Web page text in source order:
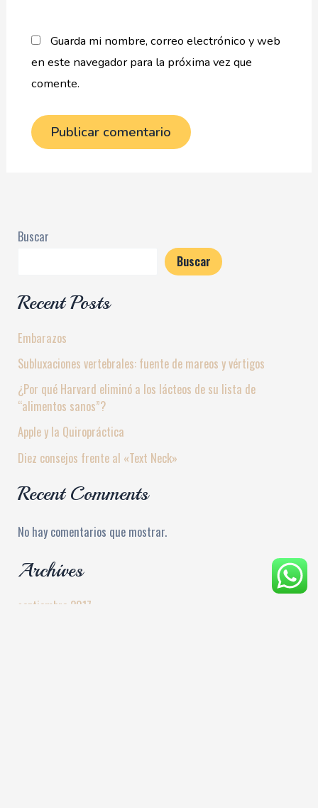
Guarda mi nombre, correo electrónico y web
en este navegador para la próxima vez que
comente.
Buscar
Buscar
Recent Posts
Embarazos
Subluxaciones vertebrales: fuente de mareos y vértigos
¿Por qué Harvard eliminó a los lácteos de su lista de
“alimentos sanos”?
Apple y la Quiropráctica
Diez consejos frente al «Text Neck»
Recent Comments
No hay comentarios que mostrar.
Archives
septiembre 2017